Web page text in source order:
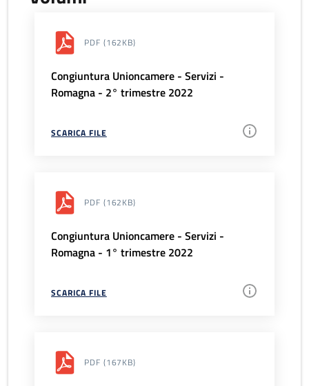
PDF (162KB)
Congiuntura Unioncamere - Servizi -
Romagna - 2° trimestre 2022
SCARICA FILE
PDF (162KB)
Congiuntura Unioncamere - Servizi -
Romagna - 1° trimestre 2022
SCARICA FILE
PDF (167KB)